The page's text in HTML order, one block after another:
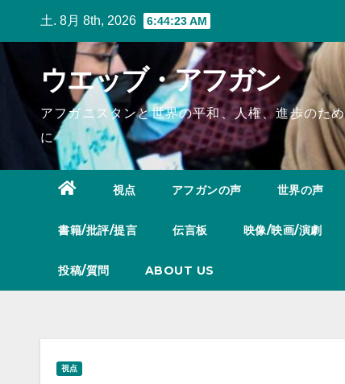
content
土. 8月 8th, 2026 6:44:24 AM
ウエッブ・アフガン
アフガニスタンと世界の平和、人権、進歩のため
に
視点 アフガンの声 世界の声
書籍/批評/提言 伝言板 映像/映画/演劇
投稿/質問 ABOUT US
視点